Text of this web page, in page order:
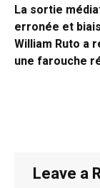
La sortie
erronée et
William Ruto a
une farouche
Leave a